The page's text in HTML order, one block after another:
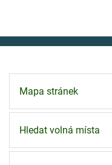
Mapa stránek
Hledat volná místa